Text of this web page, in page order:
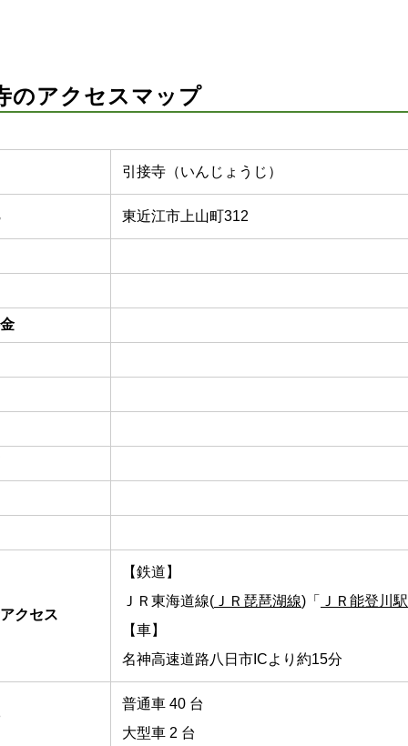
のアクセスマップ
引接寺（いんじょうじ）
東近江市上山町312
クセス
【鉄道】
ＪＲ東海道線( ＪＲ琵琶湖線)「 ＪＲ能登川駅
【車】
名神高速道路八日市ICより約15分
普通車 40 台
大型車 2 台